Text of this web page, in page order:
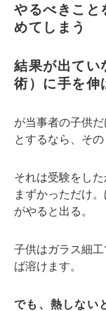
やるべきこと
めてしまう
結果が出てい
術）に手を伸
が当事者の子供
とするなら、そ
それは受験をし
まずかっただけ
がやると出る。
子供はガラス細
ば溶けます。
でも、熱しない